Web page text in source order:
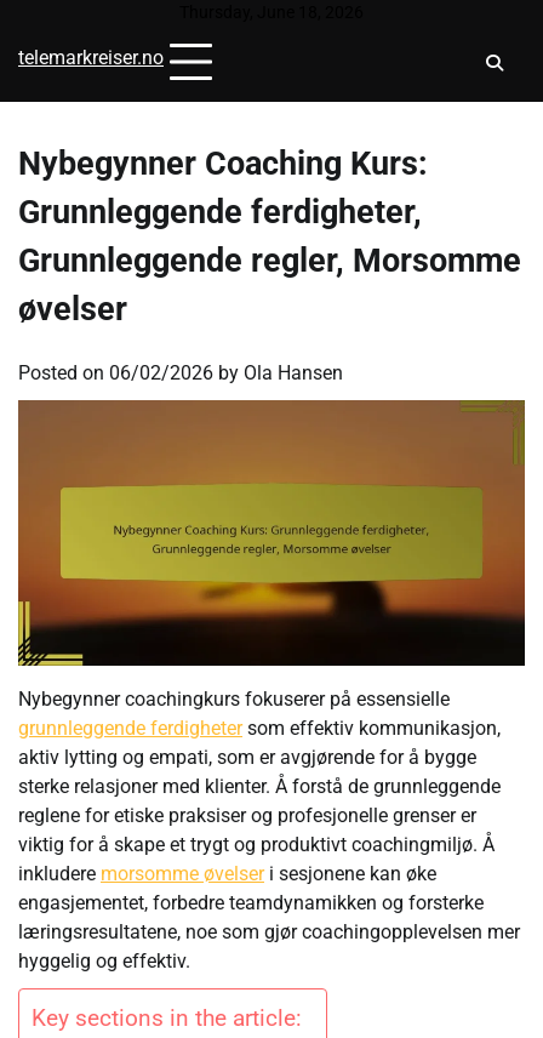
content
telemarkreiser.no
Nybegynner Coaching Kurs:
Grunnleggende ferdigheter,
Grunnleggende regler, Morsomme
øvelser
Posted on 06/02/2026 by Ola Hansen
Nybegynner coachingkurs fokuserer på essensielle
grunnleggende ferdighetersom effektiv kommunikasjon,
aktiv lytting og empati, som er avgjørende for å bygge
sterke relasjoner med klienter. Å forstå de grunnleggende
reglene for etiske praksiser og profesjonelle grenser er
viktig for å skape et trygt og produktivt coachingmiljø. Å
inkludere morsomme øvelseri sesjonene kan øke
engasjementet, forbedre teamdynamikken og forsterke
læringsresultatene, noe som gjør coachingopplevelsen mer
hyggelig og effektiv.
Key sections in the article: